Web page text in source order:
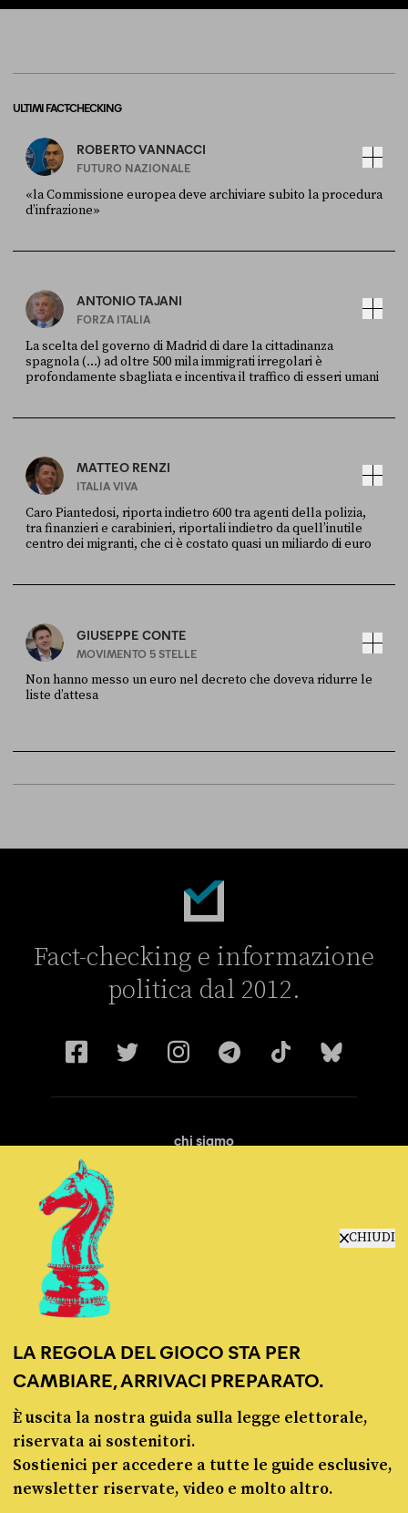
CHIUDI
LA REGOLA DEL GIOCO STA PER
CAMBIARE, ARRIVACI PREPARATO.
È uscita la nostra guida sulla legge elettorale,
riservata ai sostenitori.
Sostienici per accedere a tutte le guide esclusive,
newsletter riservate, video e molto altro.
ULTIMI FACT-CHECKING
ROBERTO VANNACCI
FUTURO NAZIONALE
«la Commissione europea deve archiviare subito la procedura
d’infrazione»
ANTONIO TAJANI
FORZA ITALIA
La scelta del governo di Madrid di dare la cittadinanza
spagnola (...) ad oltre 500 mila immigrati irregolari è
profondamente sbagliata e incentiva il traffico di esseri umani
MATTEO RENZI
ITALIA VIVA
Caro Piantedosi, riporta indietro 600 tra agenti della polizia,
tra finanzieri e carabinieri, riportali indietro da quell’inutile
centro dei migranti, che ci è costato quasi un miliardo di euro
GIUSEPPE CONTE
MOVIMENTO 5 STELLE
Non hanno messo un euro nel decreto che doveva ridurre le
liste d’attesa
Fact-checking e informazione
politica dal 2012.
chi siamo
© Pagella Politica 2012 - 2026
Pagella Politica è una testata registrata presso il Tribunale di Milano, n. 55 del 8
marzo 2021. ISSN 2974-9387